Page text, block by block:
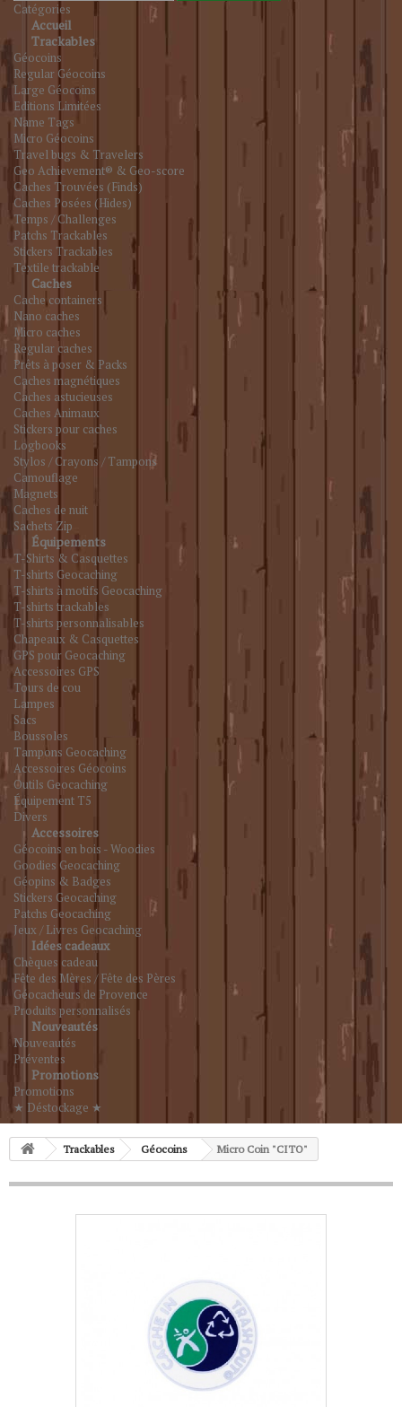
Catégories
Accueil
Trackables
Géocoins
Regular Géocoins
Large Géocoins
Editions Limitées
Name Tags
Micro Géocoins
Travel bugs & Travelers
Geo Achievement® & Geo-score
Caches Trouvées (Finds)
Caches Posées (Hides)
Temps / Challenges
Patchs Trackables
Stickers Trackables
Textile trackable
Caches
Cache containers
Nano caches
Micro caches
Regular caches
Prêts à poser & Packs
Caches magnétiques
Caches astucieuses
Caches Animaux
Stickers pour caches
Logbooks
Stylos / Crayons / Tampons
Camouflage
Magnets
Caches de nuit
Sachets Zip
Équipements
T-Shirts & Casquettes
T-shirts Geocaching
T-shirts à motifs Geocaching
T-shirts trackables
T-shirts personnalisables
Chapeaux & Casquettes
GPS pour Geocaching
Accessoires GPS
Tours de cou
Lampes
Sacs
Boussoles
Tampons Geocaching
Accessoires Géocoins
Outils Geocaching
Équipement T5
Divers
Accessoires
Géocoins en bois - Woodies
Goodies Geocaching
Géopins & Badges
Stickers Geocaching
Patchs Geocaching
Jeux / Livres Geocaching
Idées cadeaux
Chèques cadeau
Fête des Mères / Fête des Pères
Géocacheurs de Provence
Produits personnalisés
Nouveautés
Nouveautés
Préventes
Promotions
Promotions
★ Déstockage ★
Trackables Géocoins Micro Coin "CITO"